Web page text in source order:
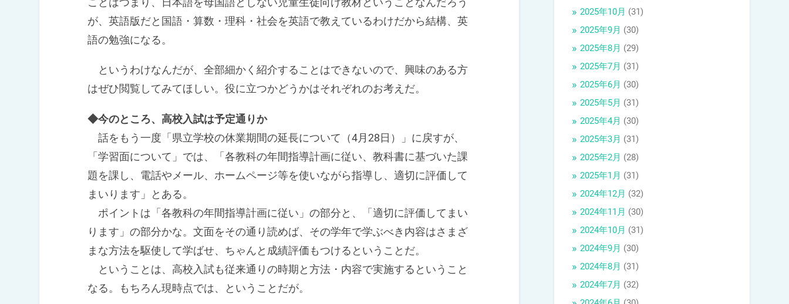
が、英語版だと国語・算数・理科・社会を英語で教えているわけだから結構、英
語の勉強になる。
というわけなんだが、全部細かく紹介することはできないので、興味のある方
はぜひ閲覧してみてほしい。役に立つかどうかはそれぞれのお考えだ。
◆今のところ、高校入試は予定通りか
話をもう一度「県立学校の休業期間の延長について（4月28日）」に戻すが、
「学習面について」では、「各教科の年間指導計画に従い、教科書に基づいた課
題を課し、電話やメール、ホームページ等を使いながら指導し、適切に評価して
まいります」とある。
ポイントは「各教科の年間指導計画に従い」の部分と、「適切に評価してまい
ります」の部分かな。文面をその通り読めば、その学年で学ぶべき内容はさまざ
まな方法を駆使して学ばせ、ちゃんと成績評価もつけるということだ。
ということは、高校入試も従来通りの時期と方法・内容で実施するということ
なる。もちろん現時点では、ということだが。
2025年10月 (31)
2025年9月 (30)
2025年8月 (29)
2025年7月 (31)
2025年6月 (30)
2025年5月 (31)
2025年4月 (30)
2025年3月 (31)
2025年2月 (28)
2025年1月 (31)
2024年12月 (32)
2024年11月 (30)
2024年10月 (31)
2024年9月 (30)
2024年8月 (31)
2024年7月 (32)